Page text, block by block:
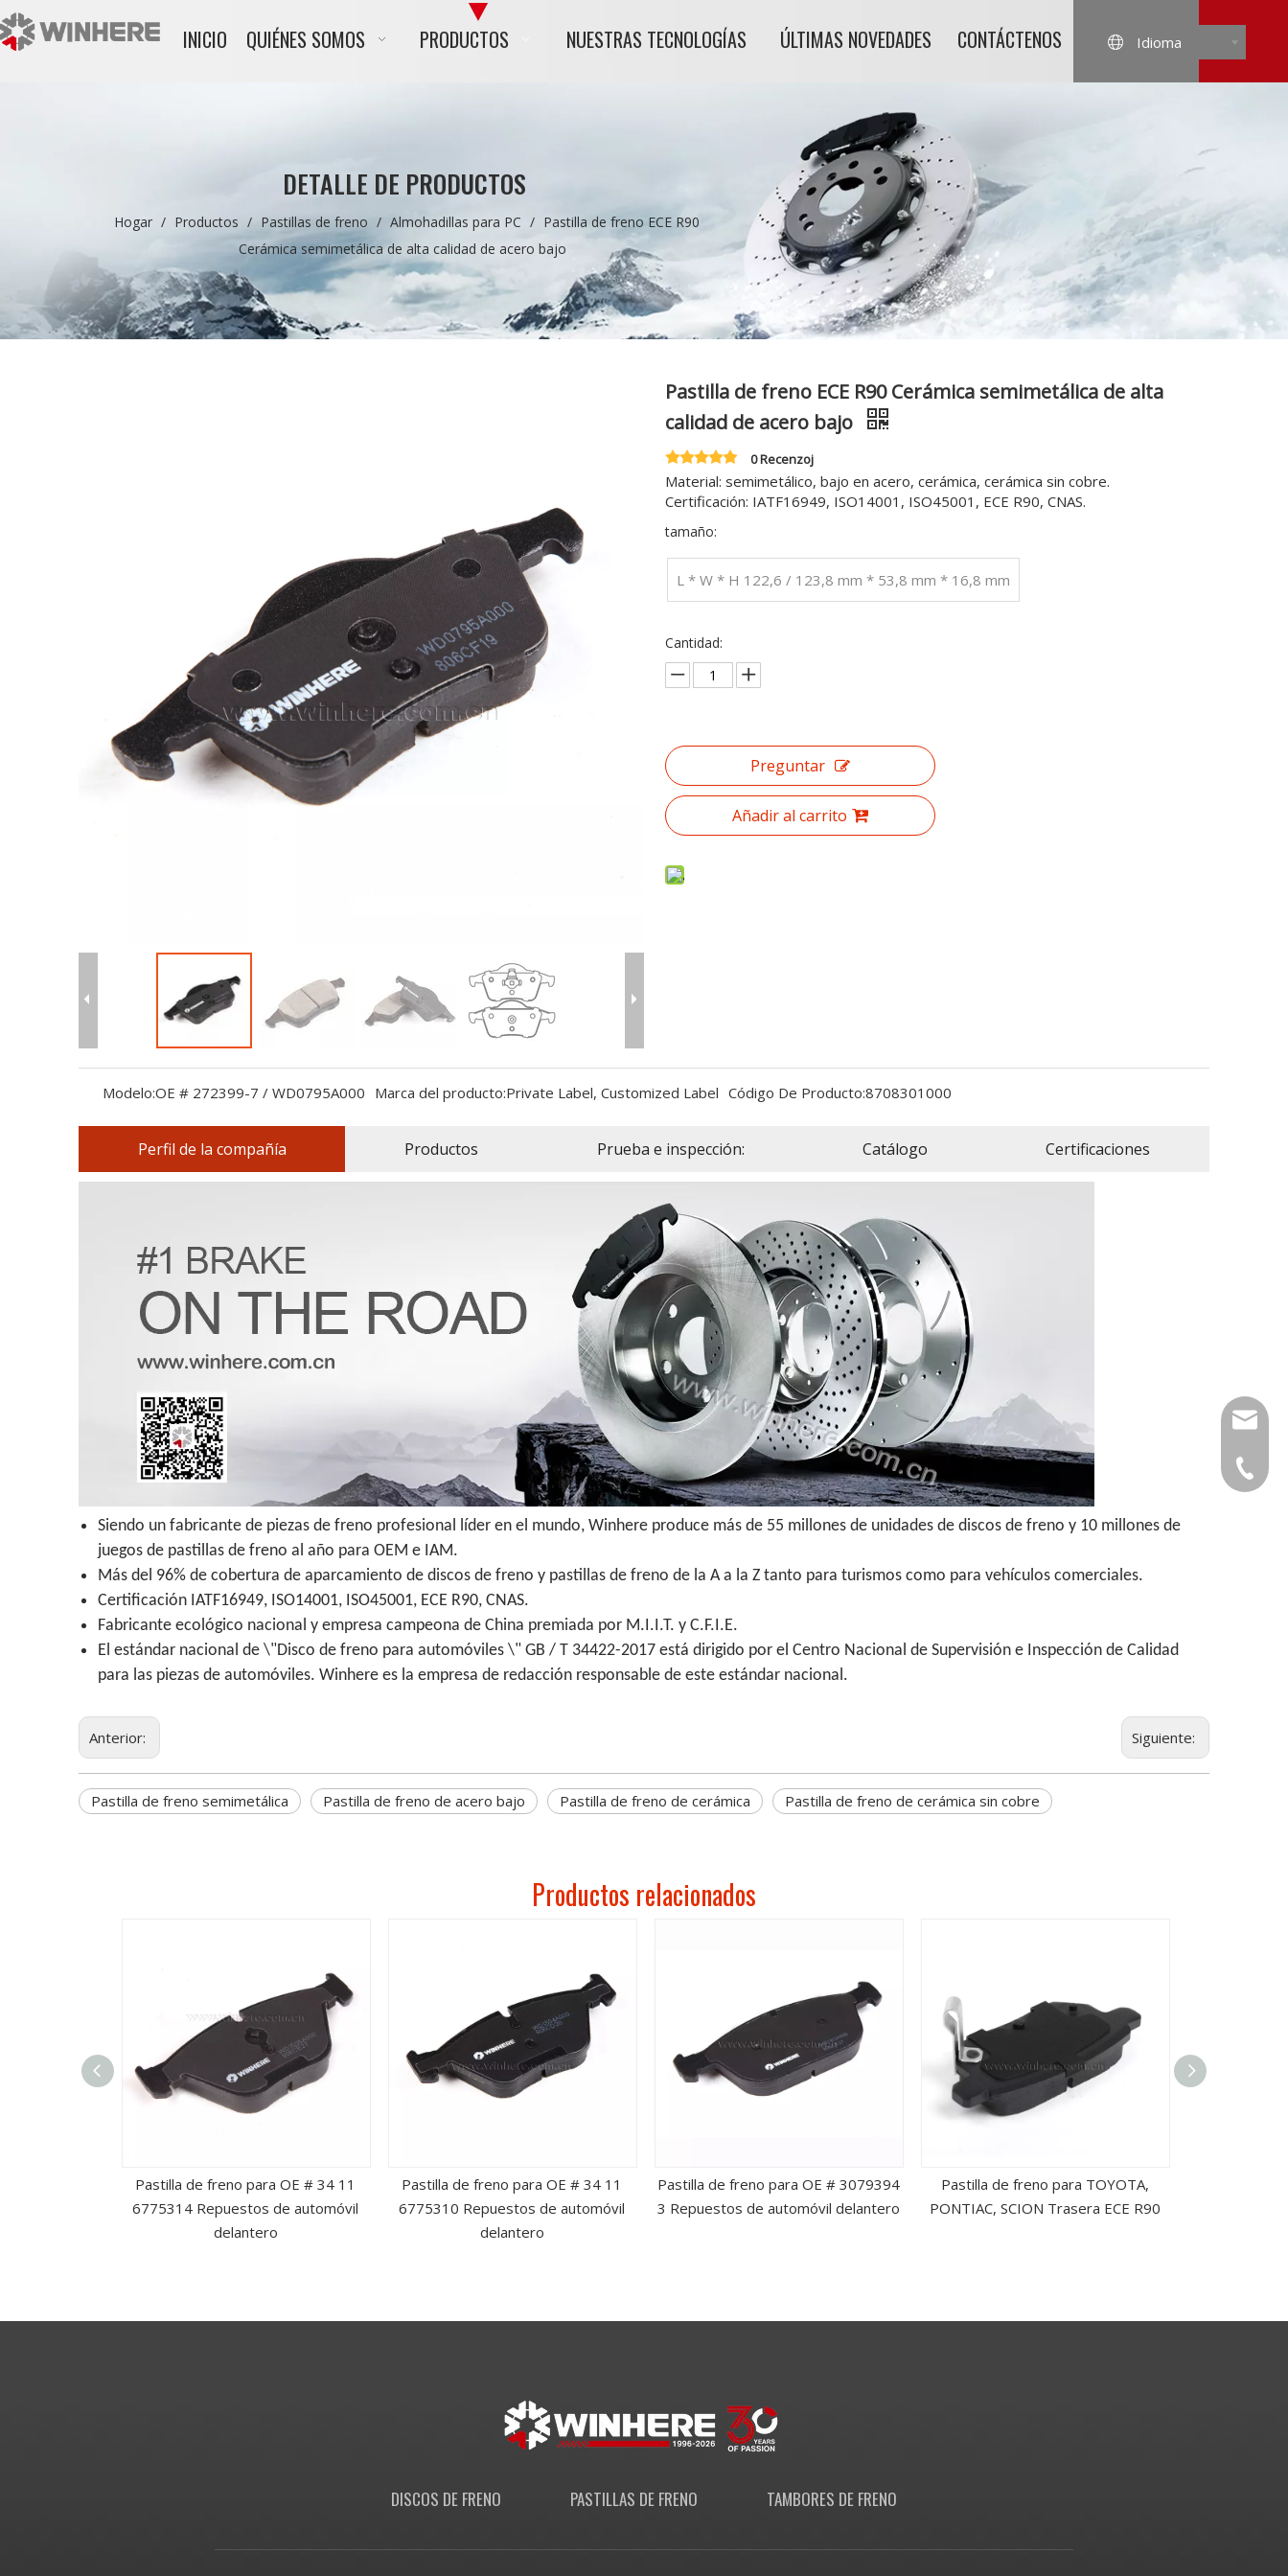
INICIO QUIÉNES SOMOS PRODUCTOS NUESTRAS TECNOLOGÍAS ÚLTIMAS NOVEDADES CONTÁCTENOS Idioma
DETALLE DE PRODUCTOS
Hogar / Productos / Pastillas de freno / Almohadillas para PC / Pastilla de freno ECE R90
Cerámica semimetálica de alta calidad de acero bajo
Pastilla de freno ECE R90 Cerámica semimetálica de alta
calidad de acero bajo
0 Recenzoj
Material: semimetálico, bajo en acero, cerámica, cerámica sin cobre.
Certificación: IATF16949, ISO14001, ISO45001, ECE R90, CNAS.
tamaño:
L * W * H 122,6 / 123,8 mm * 53,8 mm * 16,8 mm
Cantidad:
Preguntar
Añadir al carrito
Modelo:OE # 272399-7 / WD0795A000 Marca del producto:Private Label, Customized Label Código De Producto:8708301000
Perfil de la compañía Productos Prueba e inspección: Catálogo Certificaciones
Siendo un fabricante de piezas de freno profesional líder en el mundo, Winhere produce más de 55 millones de unidades de discos de freno y 10 millones de
juegos de pastillas de freno al año para OEM e IAM.
Más del 96% de cobertura de aparcamiento de discos de freno y pastillas de freno de la A a la Z tanto para turismos como para vehículos comerciales.
Certificación IATF16949, ISO14001, ISO45001, ECE R90, CNAS.
Fabricante ecológico nacional y empresa campeona de China premiada por M.I.I.T. y C.F.I.E.
El estándar nacional de \"Disco de freno para automóviles \" GB / T 34422-2017 está dirigido por el Centro Nacional de Supervisión e Inspección de Calidad
para las piezas de automóviles. Winhere es la empresa de redacción responsable de este estándar nacional.
Anterior: Siguiente:
Pastilla de freno semimetálica Pastilla de freno de acero bajo Pastilla de freno de cerámica Pastilla de freno de cerámica sin cobre
Productos relacionados
Pastilla de freno para OE # 34 11
6775314 Repuestos de automóvil
delantero
Pastilla de freno para OE # 34 11
6775310 Repuestos de automóvil
delantero
Pastilla de freno para OE # 3079394
3 Repuestos de automóvil delantero
Pastilla de freno para TOYOTA,
PONTIAC, SCION Trasera ECE R90
DISCOS DE FRENO PASTILLAS DE FRENO TAMBORES DE FRENO
0086-